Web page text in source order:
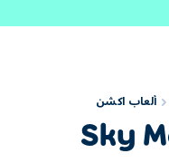
ألعاب اكشن
Sky